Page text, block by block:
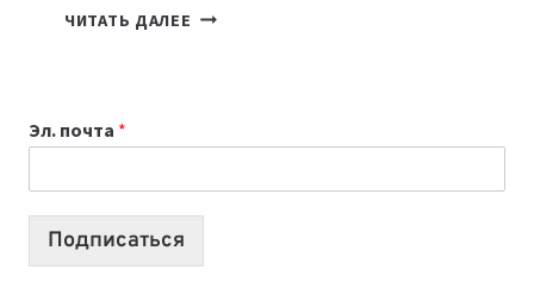
ЧИТАТЬ ДАЛЕЕ 7
СОЗДАВАТЬ
ПРОДУКТЫ
Эл. почта *
Подписаться